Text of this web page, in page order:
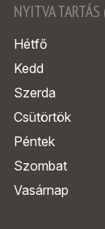
NYITVA
Hétfő
Kedd
Szerda
Csütörtök
Péntek
Szombat
Vasárnap